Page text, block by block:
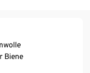
Biene